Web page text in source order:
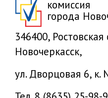
комиссия
города
346400,
Новочеркасск,
ул. Дворцовая 6,